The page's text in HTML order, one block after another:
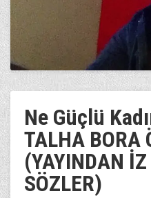
Ne Güçlü
TALHA BORA
(YAYINDAN
SÖZLER)